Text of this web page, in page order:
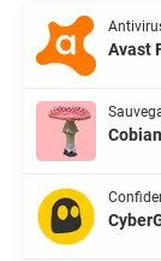
Avast